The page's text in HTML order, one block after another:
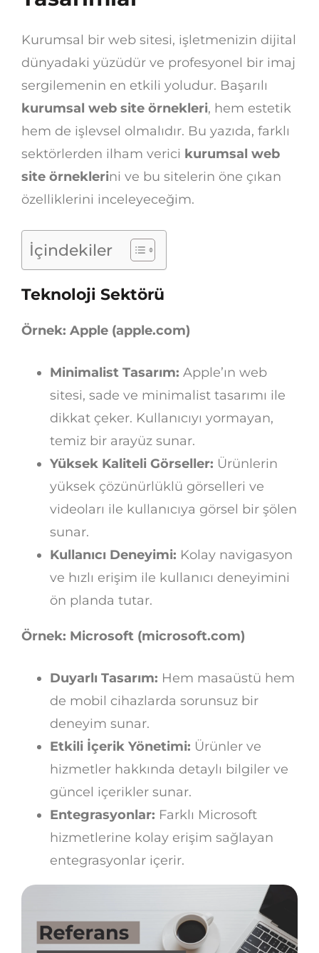
Kurumsal bir web sitesi, işletmenizin dijital
dünyadaki yüzüdür ve profesyonel bir imaj
sergilemenin en etkili yoludur. Başarılı
kurumsal web site örnekleri, hem estetik
hem de işlevsel olmalıdır. Bu yazıda, farklı
sektörlerden ilham verici kurumsal web
site örneklerini ve bu sitelerin öne çıkan
özelliklerini inceleyeceğim.
İçindekiler
Teknoloji Sektörü
Örnek: Apple (apple.com)
Minimalist Tasarım: Apple’ın web
sitesi, sade ve minimalist tasarımı ile
dikkat çeker. Kullanıcıyı yormayan,
temiz bir arayüz sunar.
Yüksek Kaliteli Görseller: Ürünlerin
yüksek çözünürlüklü görselleri ve
videoları ile kullanıcıya görsel bir şölen
sunar.
Kullanıcı Deneyimi: Kolay navigasyon
ve hızlı erişim ile kullanıcı deneyimini
ön planda tutar.
Örnek: Microsoft (microsoft.com)
Duyarlı Tasarım: Hem masaüstü hem
de mobil cihazlarda sorunsuz bir
deneyim sunar.
Etkili İçerik Yönetimi: Ürünler ve
hizmetler hakkında detaylı bilgiler ve
güncel içerikler sunar.
Entegrasyonlar: Farklı Microsoft
hizmetlerine kolay erişim sağlayan
entegrasyonlar içerir.